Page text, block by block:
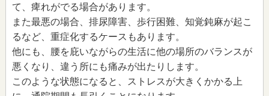
て、痺れがでる場合があります。
また最悪の場合、排尿障害、歩行困難、知覚鈍麻が起こ
るなど、重症化するケースもあります。
他にも、腰を庇いながらの生活に他の場所のバランスが
悪くなり、違う所にも痛みが出たりします。
このような状態になると、ストレスが大きくかかる上